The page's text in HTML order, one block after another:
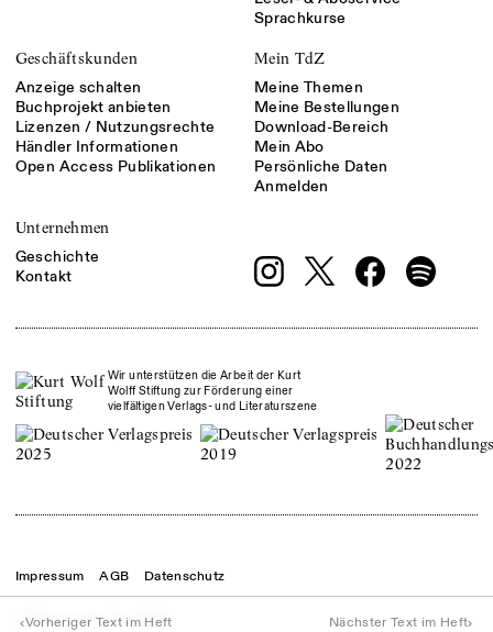
‹Vorheriger Text im Heft Nächster Text im Heft›
Sprachkurse
Geschäftskunden
Anzeige schalten
Buchprojekt anbieten
Lizenzen / Nutzungsrechte
Händler Informationen
Open Access Publikationen
Mein TdZ
Meine Themen
Meine Bestellungen
Download-Bereich
Mein Abo
Persönliche Daten
Anmelden
Unternehmen
Geschichte
Kontakt
Wir unterstützen die Arbeit der Kurt
Wolff Stiftung zur Förderung einer
vielfältigen Verlags- und Literaturszene
© Theater der Zeit2026
Impressum AGB Datenschutz